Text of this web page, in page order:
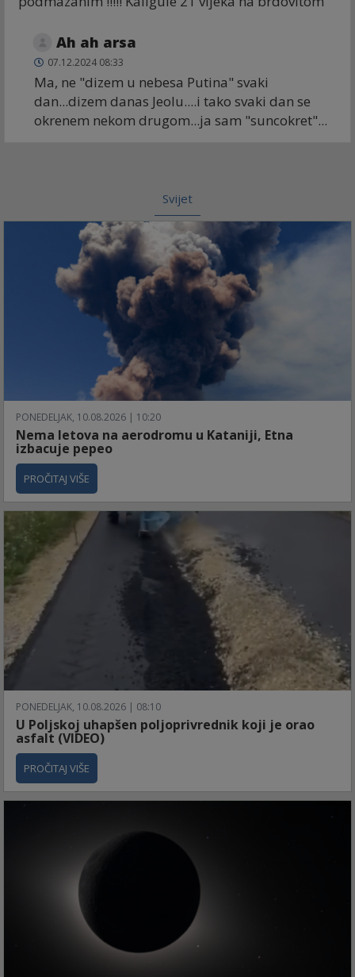
Ah ah arsa
07.12.2024 08:33
Ma, ne "dizem u nebesa Putina" svaki
dan...dizem danas Jeolu....i tako svaki dan se
okrenem nekom drugom...ja sam "suncokret"...
Svijet
PONEDELJAK, 10.08.2026 | 10:20
Nema letova na aerodromu u Kataniji, Etna
izbacuje pepeo
PROČITAJ VIŠE
PONEDELJAK, 10.08.2026 | 08:10
U Poljskoj uhapšen poljoprivrednik koji je orao
asfalt (VIDEO)
PROČITAJ VIŠE